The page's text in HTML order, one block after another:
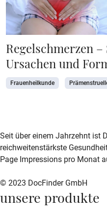
Regelschmerzen
Ursachen und
Frauenheilkunde
zur DocFinder-Startseite
logo icon
Seit über einem Jahrzehnt ist
reichweitenstärkste
Page Impressions pro Monat
© 2023 DocFinder GmbH
unsere produkte